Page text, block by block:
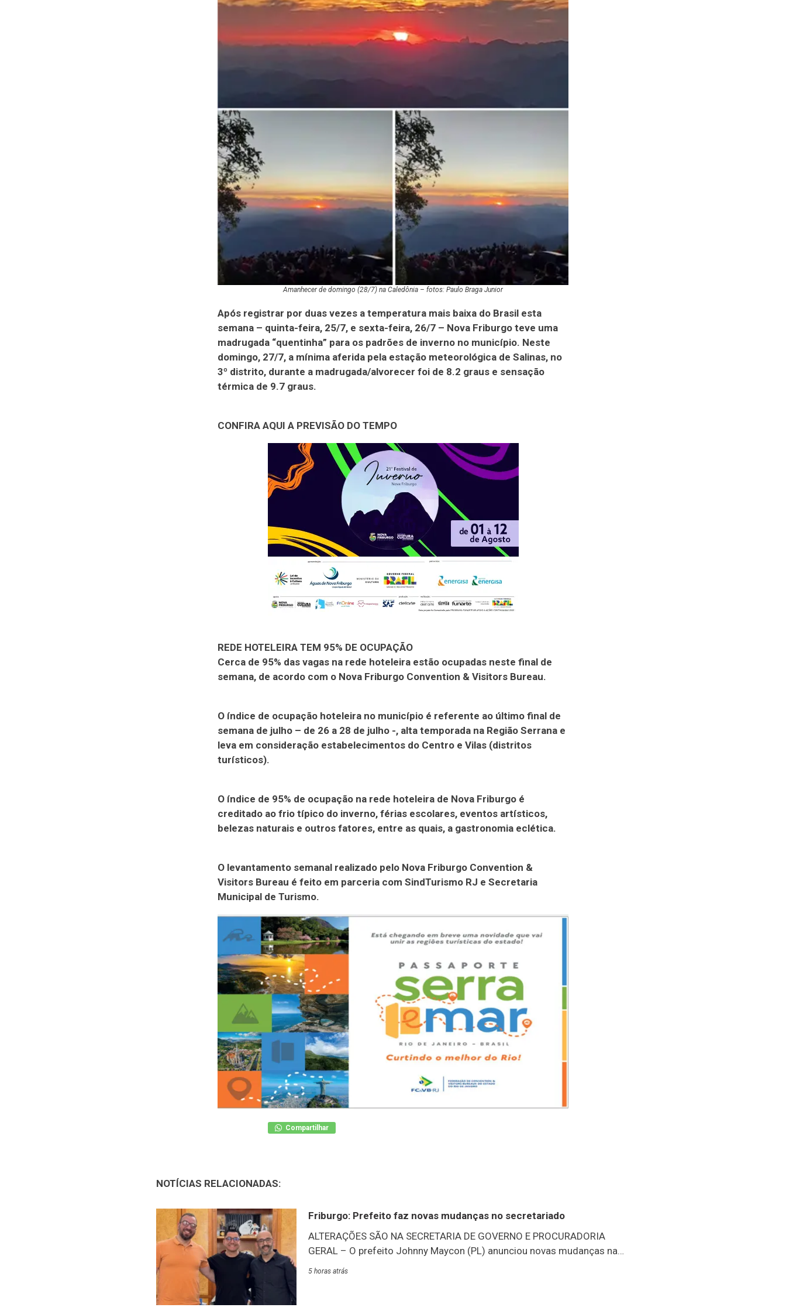
Amanhecer de domingo (28/7) na Caledônia – fotos: Paulo Braga Junior
Após registrar por duas vezes a temperatura mais baixa do Brasil esta
semana – quinta-feira, 25/7, e sexta-feira, 26/7 – Nova Friburgo teve uma
madrugada “quentinha” para os padrões de inverno no município. Neste
domingo, 27/7, a mínima aferida pela estação meteorológica de Salinas, no
3º distrito, durante a madrugada/alvorecer foi de 8.2 graus e sensação
térmica de 9.7 graus.
CONFIRA AQUI A PREVISÃO DO TEMPO
REDE HOTELEIRA TEM 95% DE OCUPAÇÃO
Cerca de 95% das vagas na rede hoteleira estão ocupadas neste final de
semana, de acordo com o Nova Friburgo Convention & Visitors Bureau.
O índice de ocupação hoteleira no município é referente ao último final de
semana de julho – de 26 a 28 de julho -, alta temporada na Região Serrana e
leva em consideração estabelecimentos do Centro e Vilas (distritos
turísticos).
O índice de 95% de ocupação na rede hoteleira de Nova Friburgo é
creditado ao frio típico do inverno, férias escolares, eventos artísticos,
belezas naturais e outros fatores, entre as quais, a gastronomia eclética.
O levantamento semanal realizado pelo Nova Friburgo Convention &
Visitors Bureau é feito em parceria com SindTurismo RJ e Secretaria
Municipal de Turismo.
Compartilhar
NOTÍCIAS RELACIONADAS:
Friburgo: Prefeito faz novas mudanças no secretariado
ALTERAÇÕES SÃO NA SECRETARIA DE GOVERNO E PROCURADORIA
GERAL – O prefeito Johnny Maycon (PL) anunciou novas mudanças na
linha de frente de seu governo, na Secretaria de Governo e Produradoria
5 horas atrás